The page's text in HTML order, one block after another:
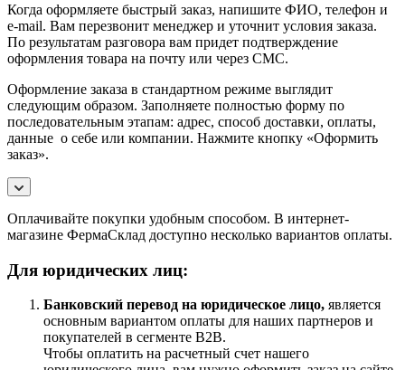
Когда оформляете быстрый заказ, напишите ФИО, телефон и
e-mail. Вам перезвонит менеджер и уточнит условия заказа.
По результатам разговора вам придет подтверждение
оформления товара на почту или через СМС.
Оформление заказа в стандартном режиме выглядит
следующим образом. Заполняете полностью форму по
последовательным этапам: адрес, способ доставки, оплаты,
данные о себе или компании. Нажмите кнопку «Оформить
заказ».
Оплачивайте покупки удобным способом. В интернет-
магазине ФермаСклад доступно несколько вариантов оплаты.
Для юридических лиц:
Банковский перевод на юридическое лицо, является
основным вариантом оплаты для наших партнеров и
покупателей в сегменте B2B.
Чтобы оплатить на расчетный счет нашего